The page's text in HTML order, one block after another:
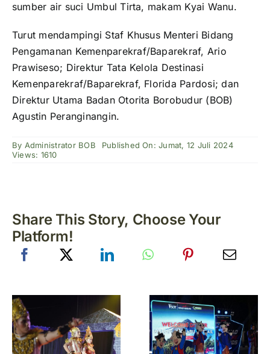
sumber air suci Umbul Tirta, makam Kyai Wanu.
Turut mendampingi Staf Khusus Menteri Bidang
Pengamanan Kemenparekraf/Baparekraf, Ario
Prawiseso; Direktur Tata Kelola Destinasi
Kemenparekraf/Baparekraf, Florida Pardosi; dan
Direktur Utama Badan Otorita Borobudur (BOB)
Agustin Peranginangin.
By Administrator BOB
Published On: Jumat, 12 Juli 2024
Views: 1610
Share This Story, Choose Your
Platform!